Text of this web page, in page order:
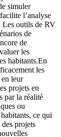
simuler
l’analyse
Les outils de RV
de
de
les
habitants.En
les
leur
projets en
par la réalité
ou
ce qui
projets